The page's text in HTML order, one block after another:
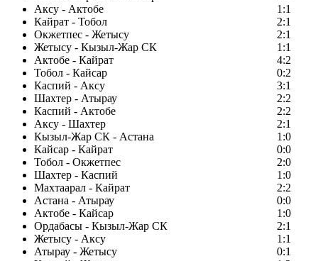
Аксу - Актобе
1:1
Кайрат - Тобол
2:1
Окжетпес - Жетысу
2:1
Жетысу - Кызыл-Жар СК
1:1
Актобе - Кайрат
4:2
Тобол - Кайсар
0:2
Каспий - Аксу
3:1
Шахтер - Атырау
2:2
Каспий - Актобе
2:2
Аксу - Шахтер
2:1
Кызыл-Жар СК - Астана
1:0
Кайсар - Кайрат
0:0
Тобол - Окжетпес
2:0
Шахтер - Каспий
1:0
Махтаарал - Кайрат
2:2
Астана - Атырау
0:0
Актобе - Кайсар
1:0
Ордабасы - Кызыл-Жар СК
2:1
Жетысу - Аксу
1:1
Атырау - Жетысу
0:1